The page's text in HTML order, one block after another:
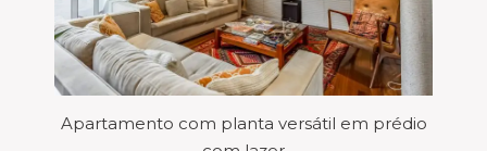
Apartamento com planta versátil em prédio